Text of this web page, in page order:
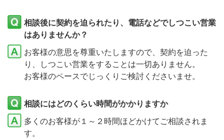
相談後に契約を迫られたり、電話などでしつこい営業
はありませんか？
お客様の意思を尊重いたしますので、契約を迫った
り、しつこい営業をすることは一切ありません。
お客様のペースでじっくりご検討くださいませ。
相談にはどのくらい時間がかかりますか
多くのお客様が１～２時間ほどかけてご相談されま
す。